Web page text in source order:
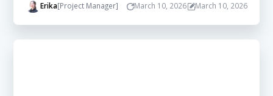
Erika[Project Manager] March 10, 2026 March 10, 2026